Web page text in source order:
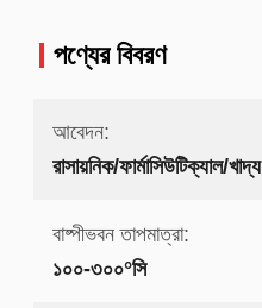
পণ্যের বিবরণ
আবেদন:
রাসায়নিক/ফার্মাসিউটিক্যাল/খাদ্য
বাষ্পীভবন তাপমাত্রা:
১০০-৩০০°সি